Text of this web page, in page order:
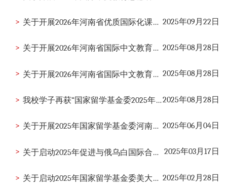
2025年09月22日
> 关于开展2026年河南省优质国际化课程申报工作的通知
2025年08月28日
> 关于开展2026年河南省国际中文教育质量提升项目立项申报工作的通知
2025年08月28日
> 关于开展2026年河南省国际中文教育研究与实践课题立项申报工作的通知
2025年08月28日
> 我校学子再获“国家留学基金委2025年促进与俄乌白国际合作培养项目”资助
2025年06月04日
> 关于开展2025年国家留学基金委河南省地方合作项目申报工作的通知
2025年03月17日
> 关于启动2025年促进与俄乌白国际合作培养项目遴选工作的通知
2025年02月28日
> 关于启动2025年国家留学基金委美大地区中外合作奖学金项目遴选工作的通知